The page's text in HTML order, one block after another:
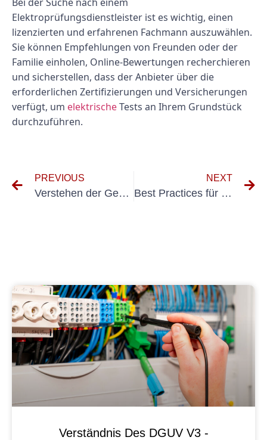
Elektroprüfungsdienstleister ist es wichtig, einen
lizenzierten und erfahrenen Fachmann auszuwählen.
Sie können Empfehlungen von Freunden oder der
Familie einholen, Online-Bewertungen recherchieren
und sicherstellen, dass der Anbieter über die
erforderlichen Zertifizierungen und Versicherungen
verfügt, um elektrischeTests an Ihrem Grundstück
durchzuführen.
PREVIOUS
Verstehen der Genauigkeit und Präzision tragbarer Messgeräte
NEXT
Best Practices für die Wiederholungsprüfung nach DIN VDE 0105 in der Elektroinstallation
Verständnis Des DGUV V3 -